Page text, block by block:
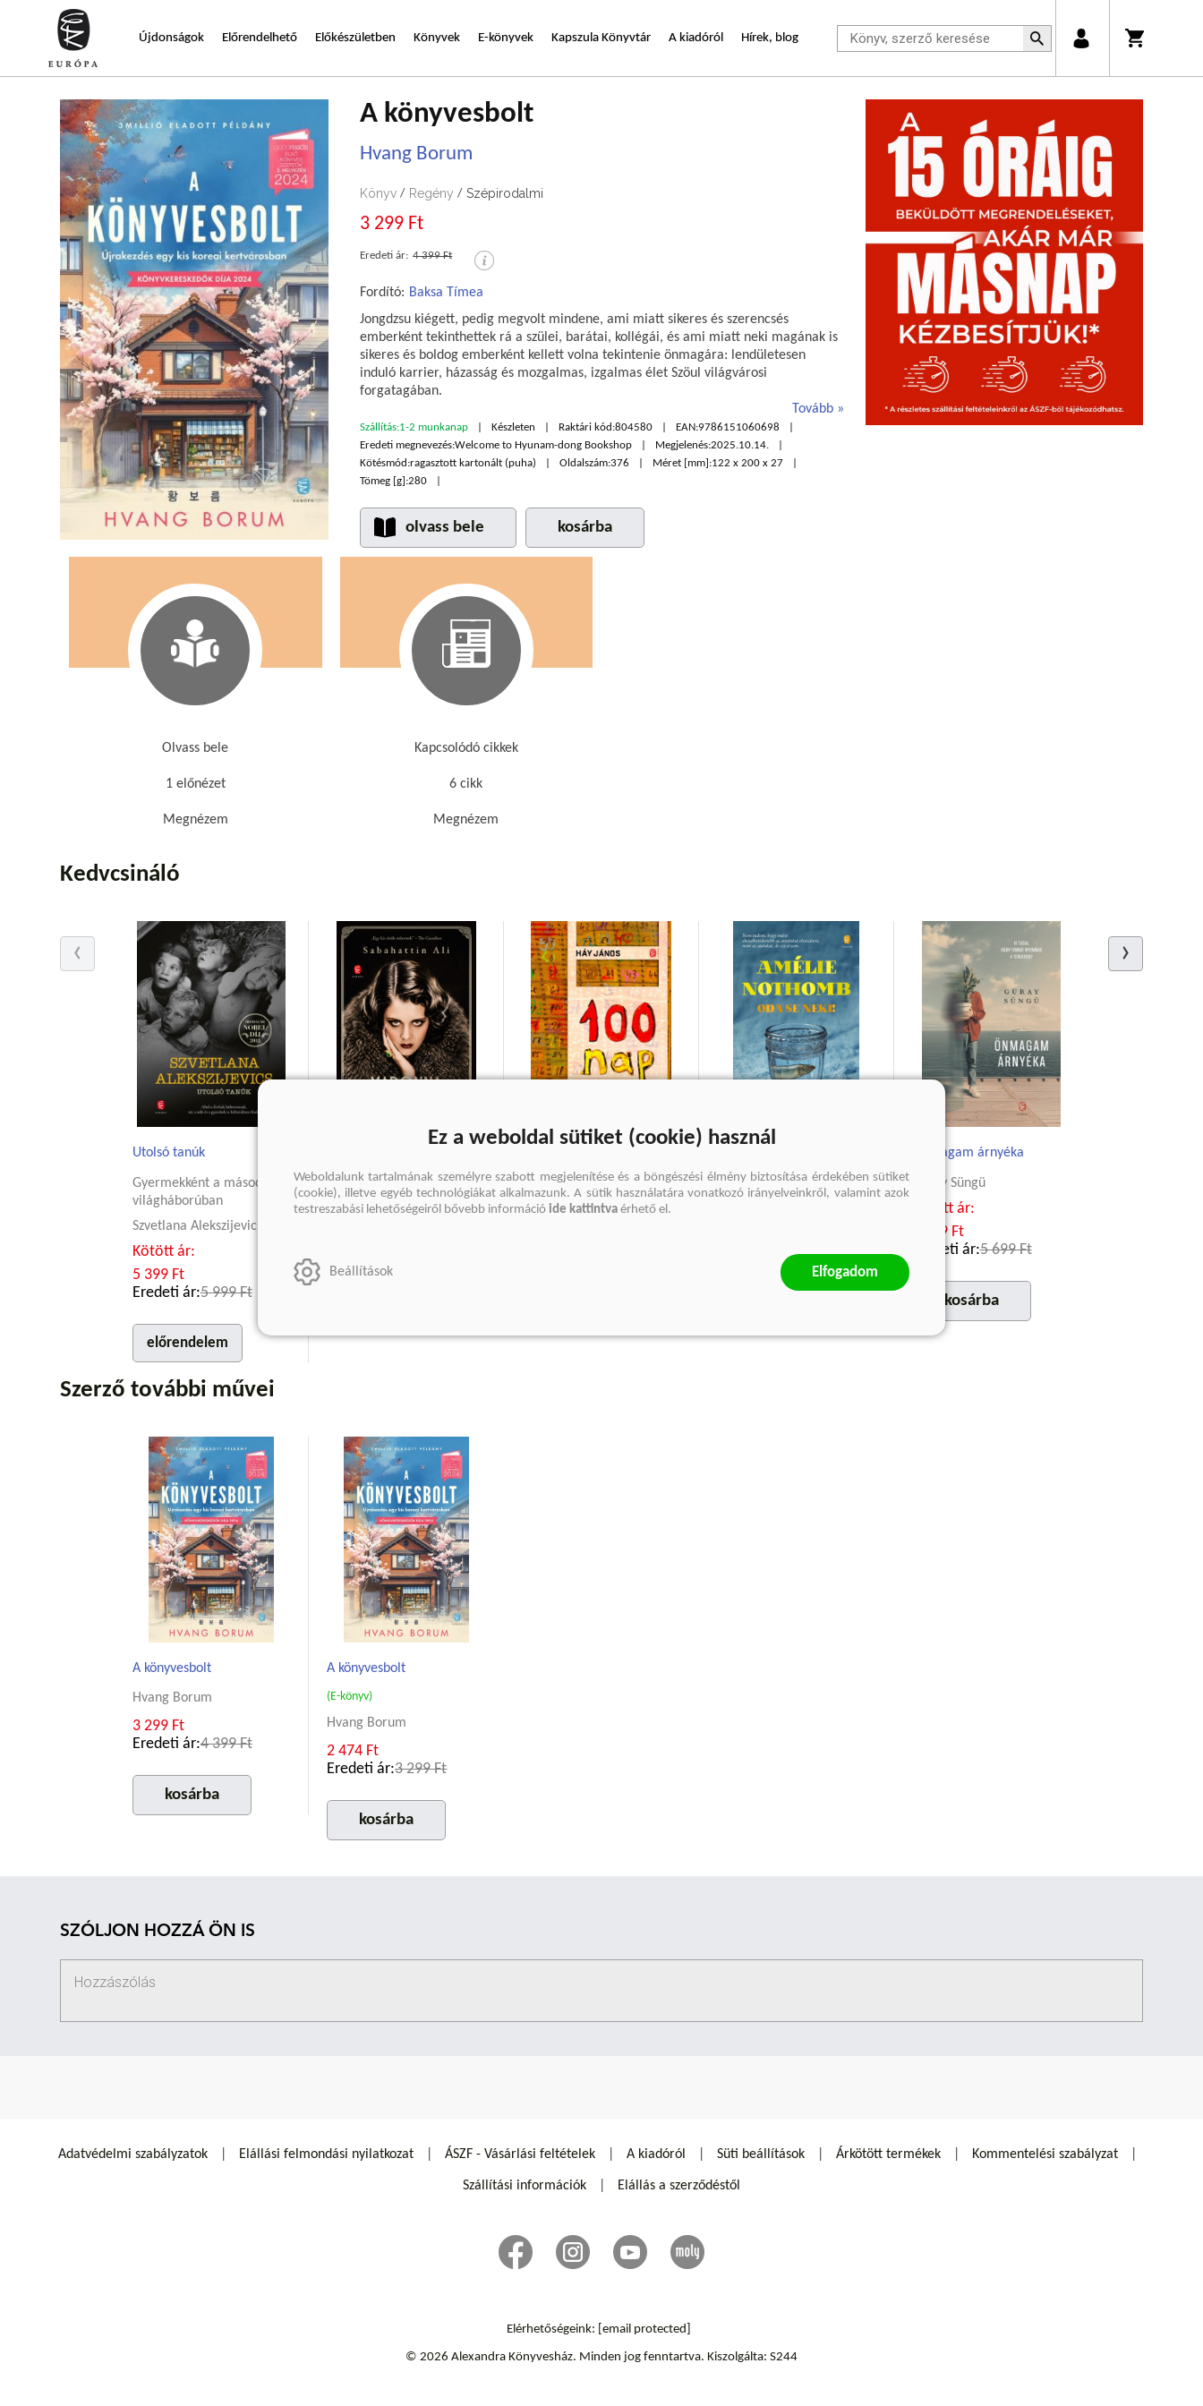
Újdonságok Előrendelhető Előkészületben Könyvek E-könyvek Kapszula Könyvtár A kiadóról Hírek, blog
A könyvesbolt
Hvang Borum
Könyv / Regény / Szépirodalmi
3 299 Ft
Eredeti ár: 4 399 Ft
Fordító: Baksa Tímea
Jongdzsu kiégett, pedig megvolt mindene, ami miatt sikeres és szerencsés
emberként tekinthettek rá a szülei, barátai, kollégái, és ami miatt neki magának is
sikeres és boldog emberként kellett volna tekintenie önmagára: lendületesen
induló karrier, házasság és mozgalmas, izgalmas élet Szöul világvárosi
forgatagában.
Tovább
Szállítás:1-2 munkanap Készleten Raktári kód:804580 EAN:9786151060698
Eredeti megnevezés:Welcome to Hyunam-dong Bookshop Megjelenés:2025.10.14.
Kötésmód:ragasztott kartonált (puha) Oldalszám:376 Méret [mm]:122 x 200 x 27
Tömeg [g]:280
olvass bele kosárba
Olvass bele
1 előnézet
Megnézem
Kapcsolódó cikkek
6 cikk
Megnézem
Kedvcsináló
Utolsó tanúk
Gyermekként a második
világháborúban
Szvetlana Alekszijevics
Kötött ár:
5 399 Ft
Eredeti ár:5 999 Ft
előrendelem
Sabahattin Ali
Kötött ár:
Háy János
Kötött ár:
Amélie Nothomb
Önmagam árnyéka
Güray Süngü
Kötött ár:
5 129 Ft
Eredeti ár:5 699 Ft
kosárba
Szerző további művei
A könyvesbolt
Hvang Borum
3 299 Ft
Eredeti ár:4 399 Ft
kosárba
A könyvesbolt
(E-könyv)
Hvang Borum
2 474 Ft
Eredeti ár:3 299 Ft
kosárba
SZÓLJON HOZZÁ ÖN IS
Adatvédelmi szabályzatok Elállási felmondási nyilatkozat ÁSZF - Vásárlási feltételek A kiadóról Süti beállítások Árkötött termékek Kommentelési szabályzat
Szállítási információk Elállás a szerződéstől
Elérhetőségeink: [email protected]
© 2026 Alexandra Könyvesház. Minden jog fenntartva. Kiszolgálta: S244
Ez a weboldal sütiket (cookie) használ
Weboldalunk tartalmának személyre szabott megjelenítése és a böngészési élmény biztosítása érdekében sütiket
(cookie), illetve egyéb technológiákat alkalmazunk. A sütik használatára vonatkozó irányelveinkről, valamint azok
testreszabási lehetőségeiről bővebb információ ide kattintva érhető el.
Beállítások Elfogadom